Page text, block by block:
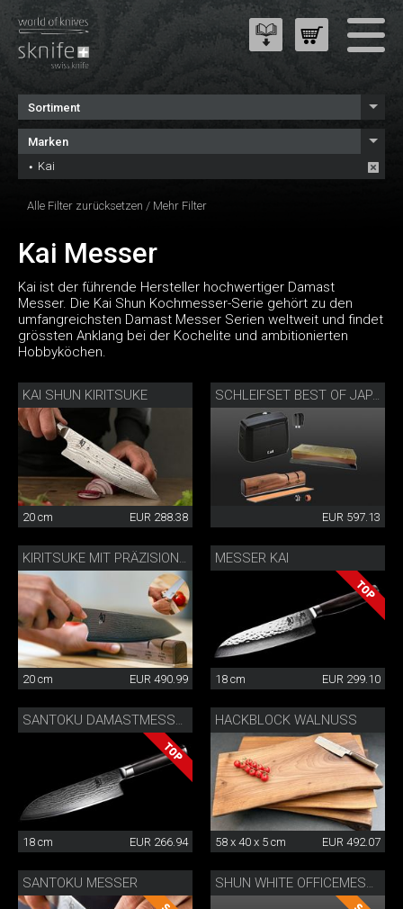
Sortiment
Marken
Kai
Alle Filter zurücksetzen / Mehr Filter
Kai Messer
Kai ist der führende Hersteller hochwertiger Damast
Messer. Die Kai Shun Kochmesser-Serie gehört zu den
umfangreichsten Damast Messer Serien weltweit und findet
grössten Anklang bei der Kochelite und ambitionierten
Hobbyköchen.
KAI SHUN KIRITSUKE
20 cm EUR 288.38
SCHLEIFSET BEST OF JAPAN AND SWITZERLAND
EUR 597.13
20 cm EUR 490.99
MESSER KAI
18 cm EUR 299.10
SANTOKU DAMASTMESSER
18 cm EUR 266.94
HACKBLOCK WALNUSS
58 x 40 x 5 cm EUR 492.07
SANTOKU MESSER